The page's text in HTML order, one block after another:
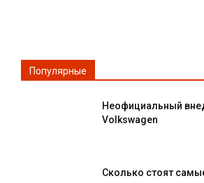
Популярные
Неофициальный
Volkswagen
Сколько стоят